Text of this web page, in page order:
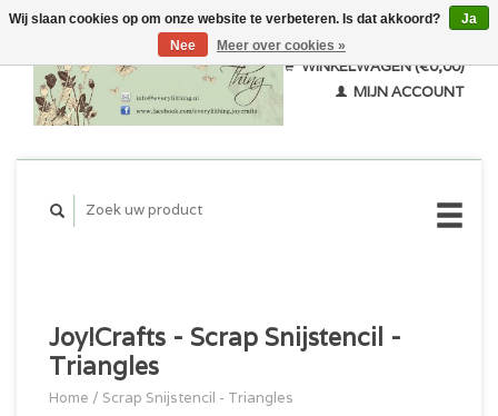
WINKELWAGEN (€0,00)
MIJN ACCOUNT
Joy!Crafts - Scrap Snijstencil -
Triangles
Home / Scrap Snijstencil - Triangles
Wij slaan cookies op om onze website te verbeteren. Is dat akkoord?
Ja
Nee
Meer over cookies »